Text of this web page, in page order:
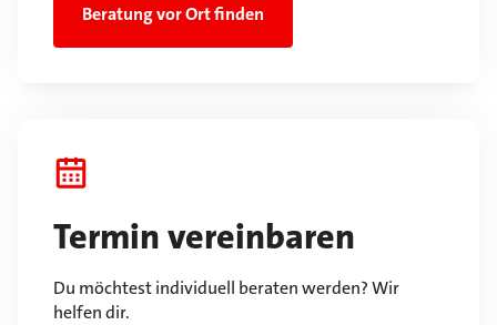
Beratung vor Ort finden
Termin vereinbaren
Du möchtest individuell beraten werden? Wir
helfen dir.